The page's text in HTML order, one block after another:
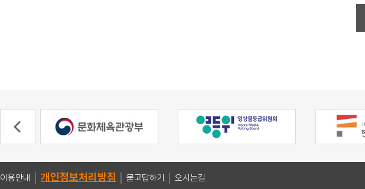
이용안내 개인정보처리방침 묻고답하기 오시는길